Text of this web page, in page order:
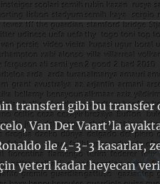
transferi gibi bu transfer
Van Der Vaart’la
ile 4-3-3 kasarlar,
yeteri kadar heyecan